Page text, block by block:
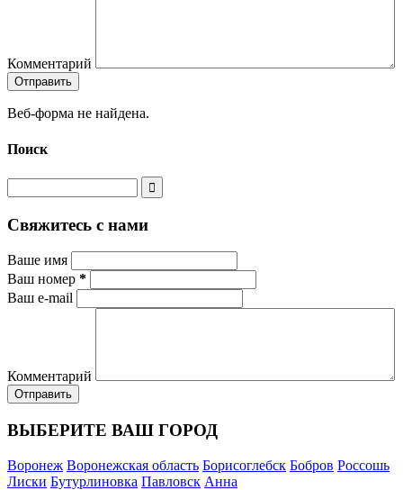
Комментарий
Веб-форма не найдена.
Поиск
Свяжитесь с нами
Ваше имя
Ваш номер *
Ваш e-mail
Комментарий
ВЫБЕРИТЕ ВАШ ГОРОД
Воронеж Воронежская область Борисоглебск Бобров Россошь
Лиски Бутурлиновка Павловск Анна